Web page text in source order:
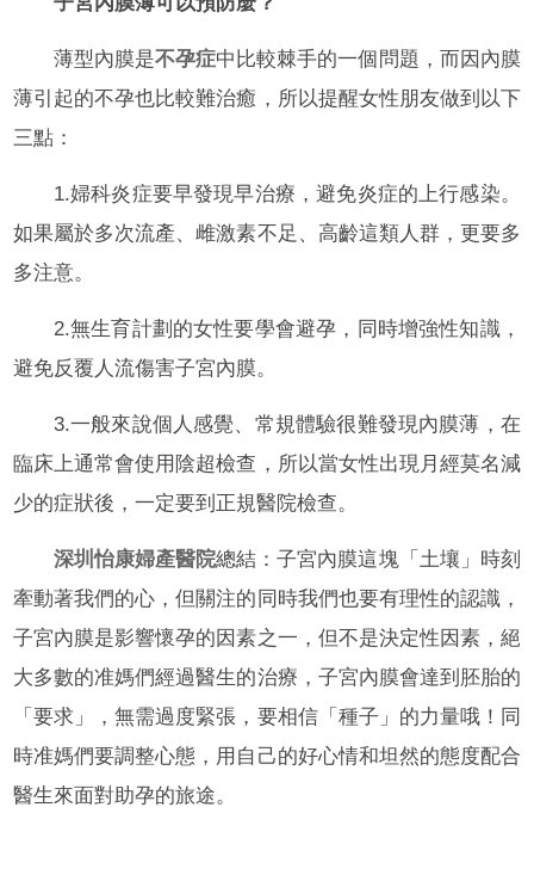
薄型內膜是不孕症中比較棘手的一個問題，而因內膜
薄引起的不孕也比較難治癒，所以提醒女性朋友做到以下
三點：
1.婦科炎症要早發現早治療，避免炎症的上行感染。
如果屬於多次流產、雌激素不足、高齡這類人群，更要多
多注意。
2.無生育計劃的女性要學會避孕，同時增強性知識，
避免反覆人流傷害子宮內膜。
3.一般來說個人感覺、常規體驗很難發現內膜薄，在
臨床上通常會使用陰超檢查，所以當女性出現月經莫名減
少的症狀後，一定要到正規醫院檢查。
深圳怡康婦產醫院總結：子宮內膜這塊「土壤」時刻
牽動著我們的心，但關注的同時我們也要有理性的認識，
子宮內膜是影響懷孕的因素之一，但不是決定性因素，絕
大多數的准媽們經過醫生的治療，子宮內膜會達到胚胎的
「要求」，無需過度緊張，要相信「種子」的力量哦！同
時准媽們要調整心態，用自己的好心情和坦然的態度配合
醫生來面對助孕的旅途。